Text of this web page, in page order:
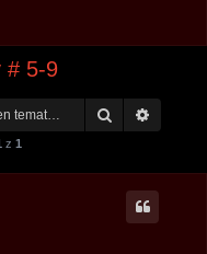
# 5-9
Szukaj
z 1